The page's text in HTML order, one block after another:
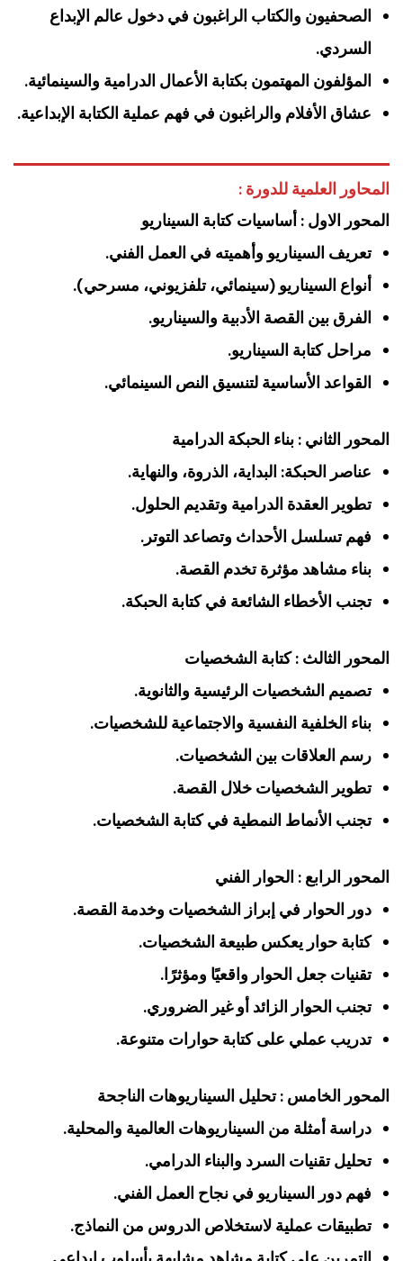
الصحفيون والكتاب الراغبون في دخول عالم الإبداع
السردي.
المؤلفون المهتمون بكتابة الأعمال الدرامية والسينمائية.
عشاق الأفلام والراغبون في فهم عملية الكتابة الإبداعية.
المحاور العلمية للدورة :
المحور الاول : أساسيات كتابة السيناريو
تعريف السيناريو وأهميته في العمل الفني.
أنواع السيناريو (سينمائي، تلفزيوني، مسرحي).
الفرق بين القصة الأدبية والسيناريو.
مراحل كتابة السيناريو.
القواعد الأساسية لتنسيق النص السينمائي.
المحور الثاني : بناء الحبكة الدرامية
عناصر الحبكة: البداية، الذروة، والنهاية.
تطوير العقدة الدرامية وتقديم الحلول.
فهم تسلسل الأحداث وتصاعد التوتر.
بناء مشاهد مؤثرة تخدم القصة.
تجنب الأخطاء الشائعة في كتابة الحبكة.
المحور الثالث : كتابة الشخصيات
تصميم الشخصيات الرئيسية والثانوية.
بناء الخلفية النفسية والاجتماعية للشخصيات.
رسم العلاقات بين الشخصيات.
تطوير الشخصيات خلال القصة.
تجنب الأنماط النمطية في كتابة الشخصيات.
المحور الرابع : الحوار الفني
دور الحوار في إبراز الشخصيات وخدمة القصة.
كتابة حوار يعكس طبيعة الشخصيات.
تقنيات جعل الحوار واقعيًا ومؤثرًا.
تجنب الحوار الزائد أو غير الضروري.
تدريب عملي على كتابة حوارات متنوعة.
المحور الخامس : تحليل السيناريوهات الناجحة
دراسة أمثلة من السيناريوهات العالمية والمحلية.
تحليل تقنيات السرد والبناء الدرامي.
فهم دور السيناريو في نجاح العمل الفني.
تطبيقات عملية لاستخلاص الدروس من النماذج.